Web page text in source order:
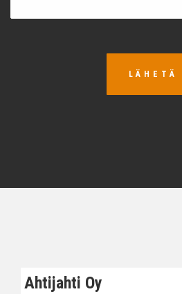
LÄHETÄ
Ahtijahti Oy